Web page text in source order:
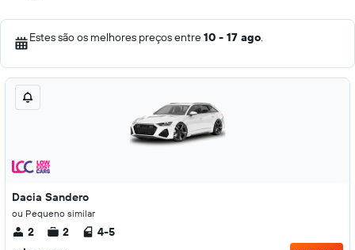
Estes são os melhores preços entre10 - 17 ago.
Dacia Sandero
ou Pequeno similar
2 2 4-5